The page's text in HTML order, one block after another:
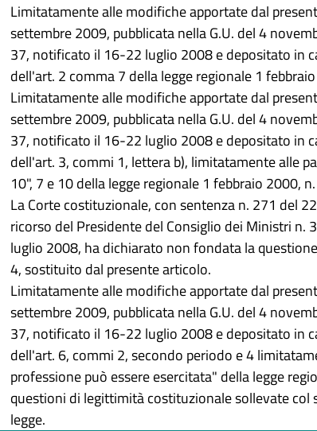
Limitatamente alle modifiche apportate dal
settembre 2009, pubblicata nella G.U. del 4
37, notificato il 16-22 luglio 2008 e depositato in
dell'art. 2 comma 7 della legge regionale 1
Limitatamente alle modifiche apportate dal
settembre 2009, pubblicata nella G.U. del 4
37, notificato il 16-22 luglio 2008 e depositato in
dell'art. 3, commi 1, lettera b), limitatamente alle
10", 7 e 10 della legge regionale 1 febbraio 2000,
La Corte costituzionale, con sentenza n. 271 del
ricorso del Presidente del Consiglio dei Ministri
luglio 2008, ha dichiarato non fondata la
4, sostituito dal presente articolo.
Limitatamente alle modifiche apportate dal
settembre 2009, pubblicata nella G.U. del 4
37, notificato il 16-22 luglio 2008 e depositato in
dell'art. 6, commi 2, secondo periodo e 4
professione può essere esercitata" della legge
questioni di legittimità costituzionale sollevate
legge.